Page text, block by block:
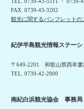
TEL. 0739-43-5511 ・ 0739-
FAX. 0739-43-3202
観光に関するパンフレットの
紀伊半島観光情報ステーシ
〒649-2201 和歌山県西牟婁
TEL. 0739-42-2900
南紀白浜観光協会 事務局